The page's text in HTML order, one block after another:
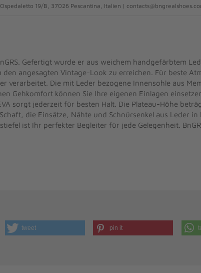
19/B, 37026 Pescantina, Italien |
Gefertigt wurde er aus weichem handgefärbtem
angesagten Vintage-Look zu erreichen. Für beste
verarbeitet. Die mit Leder bezogene Innensohle aus
Gehkomfort können Sie Ihre eigenen Einlagen
sorgt jederzeit für besten Halt. Die Plateau-Höhe
die Einsätze, Nähte und Schnürsenkel aus Leder in
ist Ihr perfekter Begleiter für jede Gelegenheit.
tweet pin it